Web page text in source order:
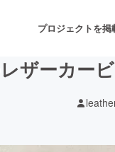
プロジェクトを掲
レザーカ